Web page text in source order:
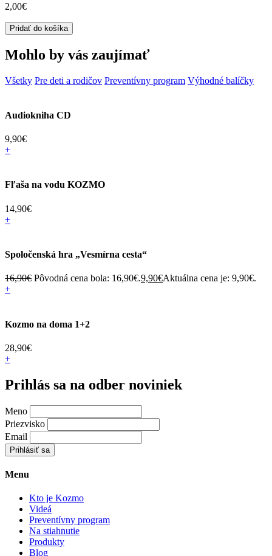
2,00€
Pridať do košíka
Mohlo by vás zaujímať
Všetky Pre deti a rodičov Preventívny program Výhodné balíčky
Audiokniha CD
9,90€
+
Fľaša na vodu KOZMO
14,90€
+
Spoločenská hra „Vesmírna cesta“
16,90€ Pôvodná cena bola: 16,90€.9,90€Aktuálna cena je: 9,90€.
+
Kozmo na doma 1+2
28,90€
+
Prihlás sa na odber noviniek
Meno
Priezvisko
Email
Prihlásiť sa
Menu
Kto je Kozmo
Videá
Preventívny program
Na stiahnutie
Produkty
Blog